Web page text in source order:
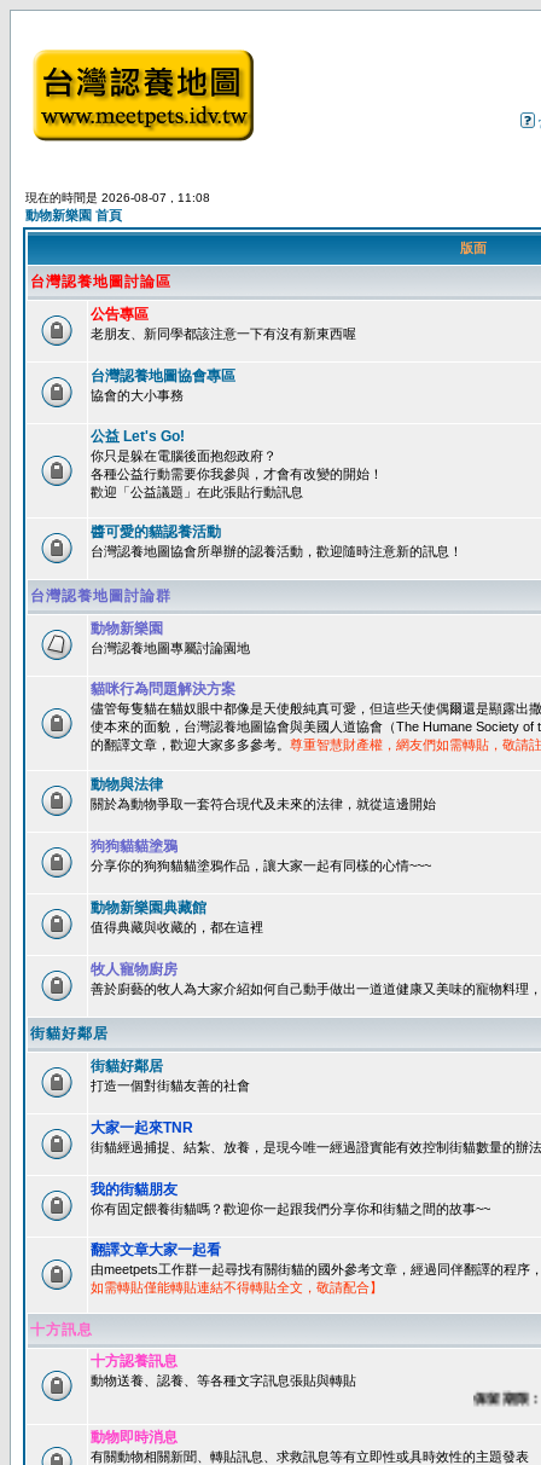
現在的時間是 2026-08-07 , 11:08
動物新樂園 首頁
版面
台灣認養地圖討論區
公告專區
老朋友、新同學都該注意一下有沒有新東西喔
台灣認養地圖協會專區
協會的大小事務
公益 Let's Go!
你只是躲在電腦後面抱怨政府？
各種公益行動需要你我參與，才會有改變的開始！
歡迎「公益議題」在此張貼行動訊息
醬可愛的貓認養活動
台灣認養地圖協會所舉辦的認養活動，歡迎隨時注意新的訊息！
台灣認養地圖討論群
動物新樂園
台灣認養地圖專屬討論園地
貓咪行為問題解決方案
儘管每隻貓在貓奴眼中都像是天使般純真可愛，但這些天使偶爾還是顯露出
使本來的面貌，台灣認養地圖協會與美國人道協會（The Humane Society
的翻譯文章，歡迎大家多多參考。 尊重智慧財產權，網友們如需轉貼，敬請
動物與法律
關於為動物爭取一套符合現代及未來的法律，就從這邊開始
狗狗貓貓塗鴉
分享你的狗狗貓貓塗鴉作品，讓大家一起有同樣的心情~~~
動物新樂園典藏館
值得典藏與收藏的，都在這裡
牧人寵物廚房
善於廚藝的牧人為大家介紹如何自己動手做出一道道健康又美味的寵物料理
街貓好鄰居
街貓好鄰居
打造一個對街貓友善的社會
大家一起來TNR
街貓經過捕捉、結紮、放養，是現今唯一經過證實能有效控制街貓數量的辦
我的街貓朋友
你有固定餵養街貓嗎？歡迎你一起跟我們分享你和街貓之間的故事~~
翻譯文章大家一起看
由meetpets工作群一起尋找有關街貓的國外參考文章，經過同伴翻譯的程序
如需轉貼僅能轉貼連結不得轉貼全文，敬請配合】
十方訊息
十方認養訊息
動物送養、認養、等各種文字訊息張貼與轉貼
保留期限：60
動物即時消息
有關動物相關新聞、轉貼訊息、求救訊息等有立即性或具時效性的主題發表